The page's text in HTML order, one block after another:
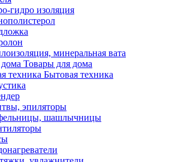
гидро изоляция
минеральная вата
Товары для дома
Бытовая техника
эпиляторы
шашлычницы